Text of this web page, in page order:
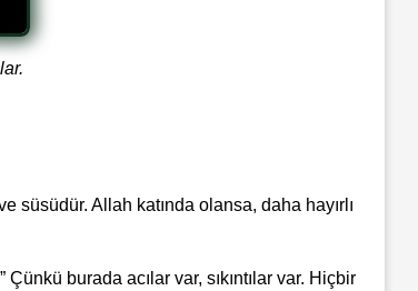
süsüdür. Allah katında olansa, daha hayırlı
burada acılar var, sıkıntılar var. Hiçbir